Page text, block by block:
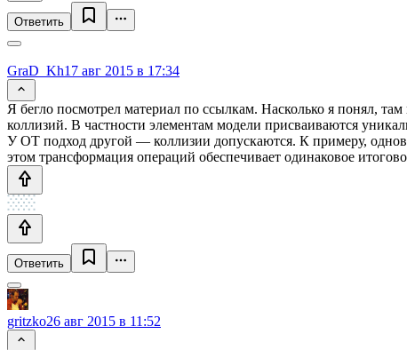
Ответить
GraD_Kh17 авг 2015 в 17:34
Я бегло посмотрел материал по ссылкам. Насколько я понял,
коллизий. В частности элементам модели присваиваются
У ОТ подход другой — коллизии допускаются. К примеру,
этом трансформация операций обеспечивает одинаковое
Ответить
gritzko26 авг 2015 в 11:52